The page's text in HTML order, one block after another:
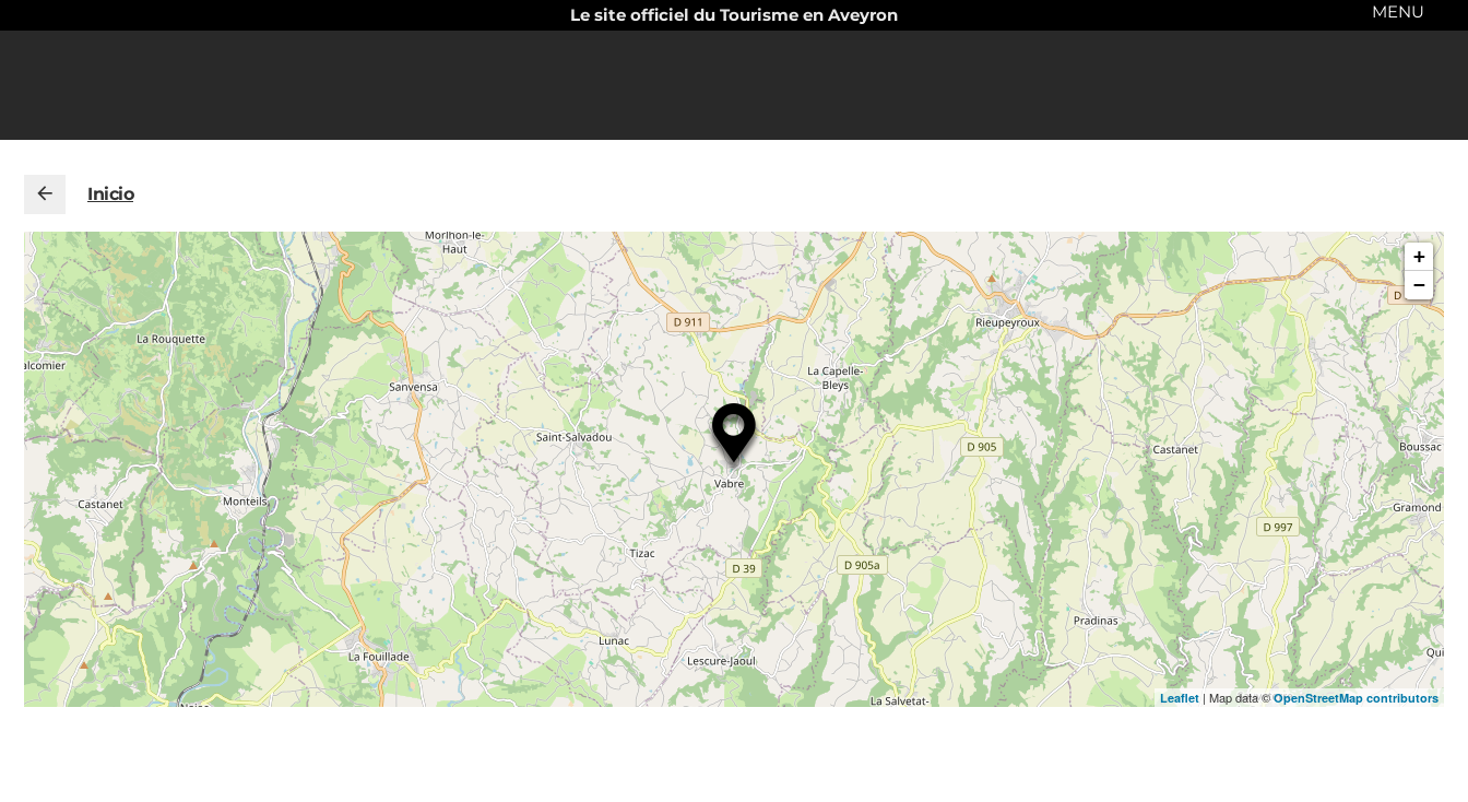
Le site officiel du Tourisme en Aveyron MENU
Inicio
+
−
Leaflet | Map data ©OpenStreetMap contributors